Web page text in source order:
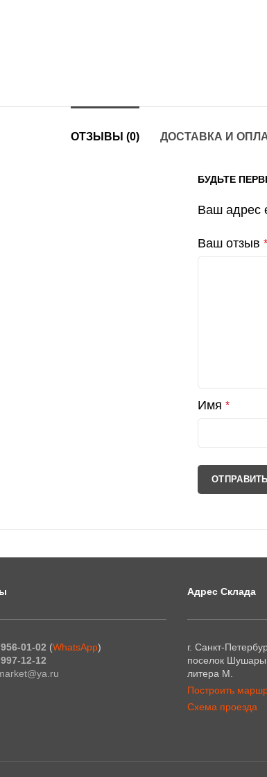
ОТЗЫВЫ (0) ДОСТАВКА И
БУДЬТЕ
Ваш адрес
Ваш отзыв *
Имя *
956-01-02 (WhatsApp)
997-12-12
Адрес Склада
г. Санкт-
поселок
литера М.
Построить
Схема проезда